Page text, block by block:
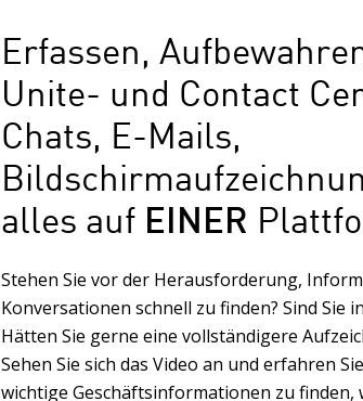
Erfassen,
Unite- und Contact
Chats, E-Mails,
alles auf EINER
Stehen Sie vor der Herausforderung,
Konversationen schnell zu finden? Sind Sie
Hätten Sie gerne eine vollständigere
Sehen Sie sich das Video an und erfahren
wichtige Geschäftsinformationen zu finden,